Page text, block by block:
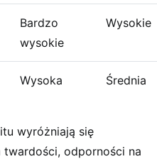
Bardzo
wysokie
Wysokie
Wysoka Średnia
wyróżniają się
odporności na